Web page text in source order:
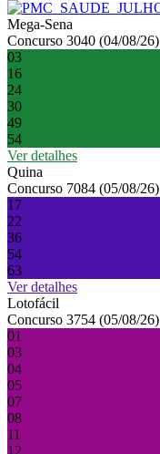
Mega-Sena
Concurso 3040 (04/08/26)
03
16
24
30
49
54
Ver detalhes
Quina
Concurso 7084 (05/08/26)
17
22
36
54
63
Ver detalhes
Lotofácil
Concurso 3754 (05/08/26)
01
03
04
05
07
08
11
12